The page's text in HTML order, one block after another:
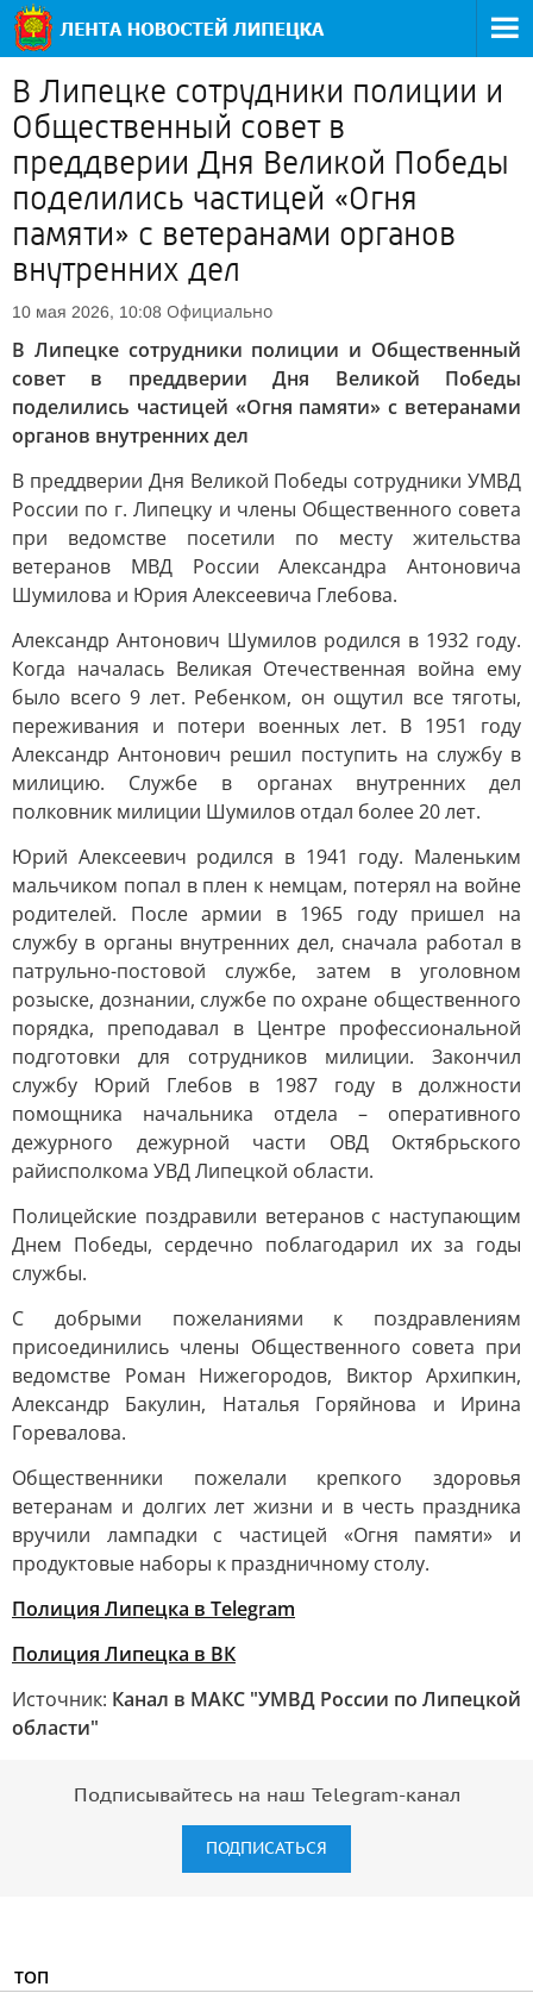
В Липецке сотрудники полиции и
Общественный совет в
преддверии Дня Великой Победы
поделились частицей «Огня
памяти» с ветеранами органов
внутренних дел
10 мая 2026, 10:08 Официально
В Липецке сотрудники полиции и Общественный
совет в преддверии Дня Великой Победы
поделились частицей «Огня памяти» с ветеранами
органов внутренних дел
В преддверии Дня Великой Победы сотрудники УМВД
России по г. Липецку и члены Общественного совета
при ведомстве посетили по месту жительства
ветеранов МВД России Александра Антоновича
Шумилова и Юрия Алексеевича Глебова.
Александр Антонович Шумилов родился в 1932 году.
Когда началась Великая Отечественная война ему
было всего 9 лет. Ребенком, он ощутил все тяготы,
переживания и потери военных лет. В 1951 году
Александр Антонович решил поступить на службу в
милицию. Службе в органах внутренних дел
полковник милиции Шумилов отдал более 20 лет.
Юрий Алексеевич родился в 1941 году. Маленьким
мальчиком попал в плен к немцам, потерял на войне
родителей. После армии в 1965 году пришел на
службу в органы внутренних дел, сначала работал в
патрульно-постовой службе, затем в уголовном
розыске, дознании, службе по охране общественного
порядка, преподавал в Центре профессиональной
подготовки для сотрудников милиции. Закончил
службу Юрий Глебов в 1987 году в должности
помощника начальника отдела – оперативного
дежурного дежурной части ОВД Октябрьского
райисполкома УВД Липецкой области.
Полицейские поздравили ветеранов с наступающим
Днем Победы, сердечно поблагодарил их за годы
службы.
С добрыми пожеланиями к поздравлениям
присоединились члены Общественного совета при
ведомстве Роман Нижегородов, Виктор Архипкин,
Александр Бакулин, Наталья Горяйнова и Ирина
Горевалова.
Общественники пожелали крепкого здоровья
ветеранам и долгих лет жизни и в честь праздника
вручили лампадки с частицей «Огня памяти» и
продуктовые наборы к праздничному столу.
Полиция Липецка в Telegram
Полиция Липецка в ВК
Источник: Канал в МАКС "УМВД России по Липецкой
области"
Подписывайтесь на наш Telegram-канал
ПОДПИСАТЬСЯ
ТОП